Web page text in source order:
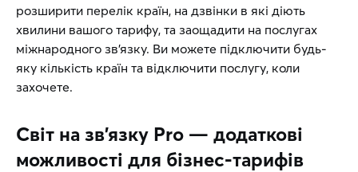
розширити перелік країн, на дзвінки в які діють
хвилини вашого тарифу, та заощадити на послугах
міжнародного зв’язку. Ви можете підключити будь-
яку кількість країн та відключити послугу, коли
захочете.
Світ на зв’язку Pro — додаткові
можливості для бізнес-тарифів